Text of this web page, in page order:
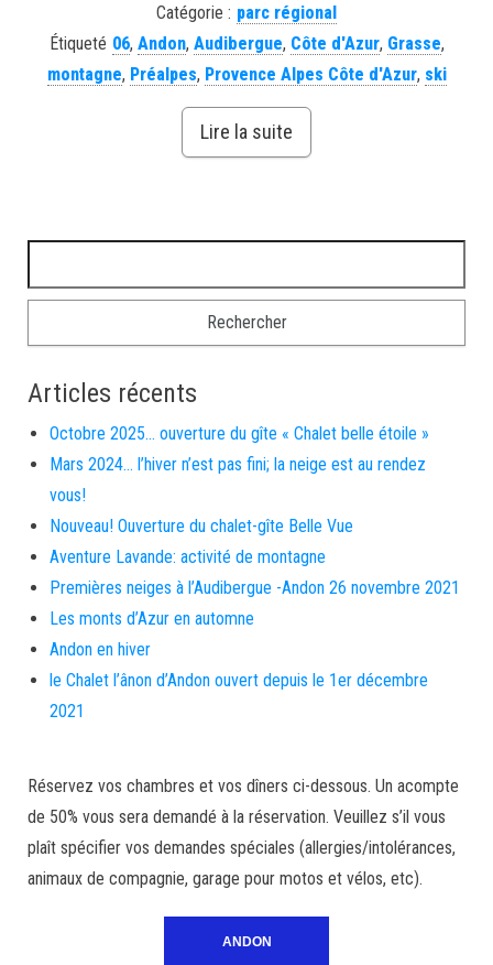
Catégorie : parc régional
Étiqueté 06, Andon, Audibergue, Côte d'Azur, Grasse,
montagne, Préalpes, Provence Alpes Côte d'Azur, ski
Lire la suite
Articles récents
Octobre 2025… ouverture du gîte « Chalet belle étoile »
Mars 2024… l’hiver n’est pas fini; la neige est au rendez
vous!
Nouveau! Ouverture du chalet-gîte Belle Vue
Aventure Lavande: activité de montagne
Premières neiges à l’Audibergue -Andon 26 novembre 2021
Les monts d’Azur en automne
Andon en hiver
le Chalet l’ânon d’Andon ouvert depuis le 1er décembre
2021
Réservez vos chambres et vos dîners ci-dessous. Un acompte
de 50% vous sera demandé à la réservation. Veuillez s’il vous
plaît spécifier vos demandes spéciales (allergies/intolérances,
animaux de compagnie, garage pour motos et vélos, etc).